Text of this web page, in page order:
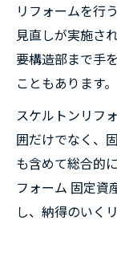
リフォームを行
見直しが実施さ
要構造部まで手
こともあります。
スケルトンリフ
囲だけでなく、
も含めて総合的
フォーム 固定資
し、納得のいく